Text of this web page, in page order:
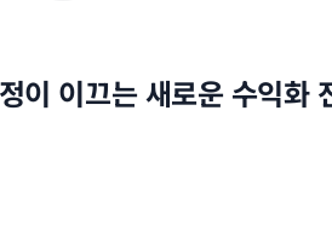
이 이끄는 새로운 수익화